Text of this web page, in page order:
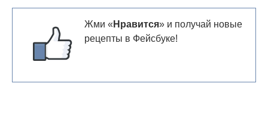
Жми « Нравится» и получай новые
рецепты в Фейсбуке!